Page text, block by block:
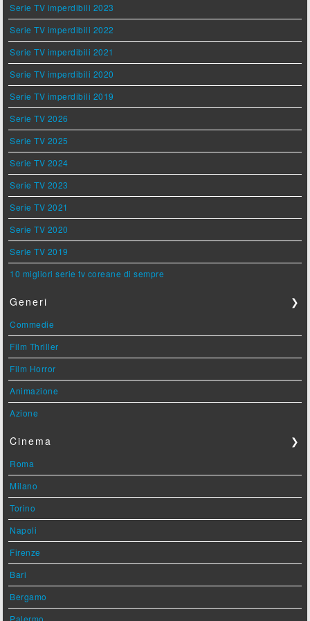
Serie TV imperdibili 2023
Serie TV imperdibili 2022
Serie TV imperdibili 2021
Serie TV imperdibili 2020
Serie TV imperdibili 2019
Serie TV 2026
Serie TV 2025
Serie TV 2024
Serie TV 2023
Serie TV 2021
Serie TV 2020
Serie TV 2019
10 migliori serie tv coreane di sempre
Generi ❯
Commedie
Film Thriller
Film Horror
Animazione
Azione
Cinema ❯
Roma
Milano
Torino
Napoli
Firenze
Bari
Bergamo